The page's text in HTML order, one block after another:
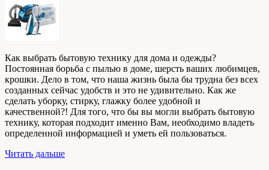
Как выбрать бытовую технику для дома и одежды?
Постоянная борьба с пылью в доме, шерсть ваших любимцев,
крошки. Дело в том, что наша жизнь была бы трудна без всех
созданных сейчас удобств и это не удивительно. Как же
сделать уборку, стирку, глажку более удобной и
качественной?! Для того, что бы вы могли выбрать бытовую
технику, которая подходит именно Вам, необходимо владеть
определенной информацией и уметь ей пользоваться.
Читать дальше